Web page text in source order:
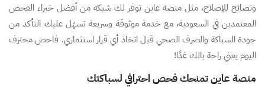
ونصائح للإصلاح، مثل منصة عاين توفر لك شبكة من أفضل خبراء الفحص
المعتمدين في السعودية، مع خدمة موثوقة وسريعة تسهّل عليك التأكد من
جودة السباكة والصرف الصحي قبل اتخاذ أي قرار استثماري. فاحص محترف
اليوم يعني راحة بالك غدًا!
منصة عاين تمنحك فحص احترافي لسباكتك